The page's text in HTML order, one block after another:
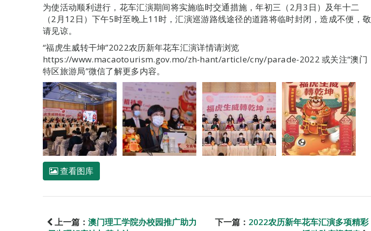
为使活动顺利进行，花车汇演期间将实施临时交通措施，年初三（2月3日）及年十二
（2月12日）下午5时至晚上11时，汇演巡游路线途径的道路将临时封闭，造成不便，敬
请见谅。
“福虎生威转干坤”2022农历新年花车汇演详情请浏览
https://www.macaotourism.gov.mo/zh-hant/article/cny/parade-2022 或关注“澳门
特区旅游局”微信了解更多内容。
查看图库
上一篇： 澳门理工学院办校园推广助力
下一篇： 2022农历新年花车汇演多项精彩